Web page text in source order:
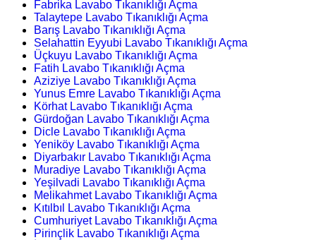
Fabrika Lavabo Tıkanıklığı Açma
Talaytepe Lavabo Tıkanıklığı Açma
Barış Lavabo Tıkanıklığı Açma
Selahattin Eyyubi Lavabo Tıkanıklığı Açma
Üçkuyu Lavabo Tıkanıklığı Açma
Fatih Lavabo Tıkanıklığı Açma
Aziziye Lavabo Tıkanıklığı Açma
Yunus Emre Lavabo Tıkanıklığı Açma
Körhat Lavabo Tıkanıklığı Açma
Gürdoğan Lavabo Tıkanıklığı Açma
Dicle Lavabo Tıkanıklığı Açma
Yeniköy Lavabo Tıkanıklığı Açma
Diyarbakır Lavabo Tıkanıklığı Açma
Muradiye Lavabo Tıkanıklığı Açma
Yeşilvadi Lavabo Tıkanıklığı Açma
Melikahmet Lavabo Tıkanıklığı Açma
Kıtılbıl Lavabo Tıkanıklığı Açma
Cumhuriyet Lavabo Tıkanıklığı Açma
Pirinçlik Lavabo Tıkanıklığı Açma